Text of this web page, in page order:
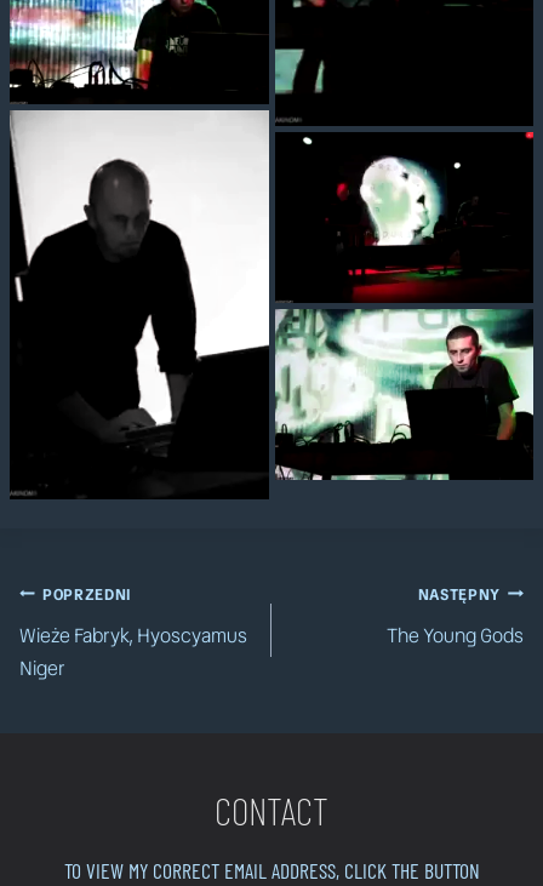
Nawigacja
wpisu
POPRZEDNI
Wieże Fabryk, Hyoscyamus
Niger
NASTĘPNY
The Young Gods
CONTACT
TO VIEW MY CORRECT EMAIL ADDRESS, CLICK THE BUTTON